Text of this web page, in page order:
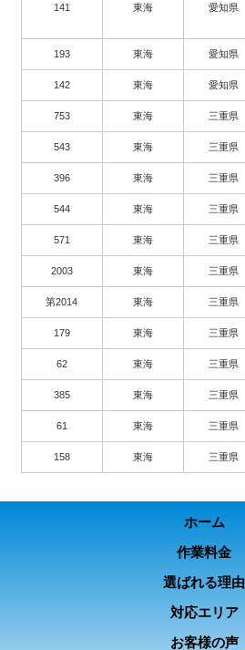
141 東海 愛知県
193 東海 愛知県
142 東海 愛知県
753 東海 三重県
543 東海 三重県
396 東海 三重県
544 東海 三重県
571 東海 三重県
2003 東海 三重県
第2014 東海 三重県
179 東海 三重県
62 東海 三重県
385 東海 三重県
61 東海 三重県
158 東海 三重県
ホーム
作業料金
選ばれる理由
対応エリア
お客様の声